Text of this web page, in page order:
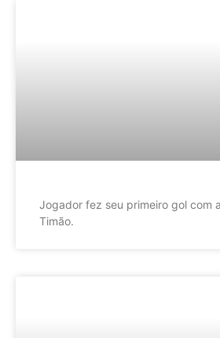
Jogador fez seu primeiro gol com
Timão.